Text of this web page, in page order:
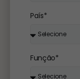
País*
Função*